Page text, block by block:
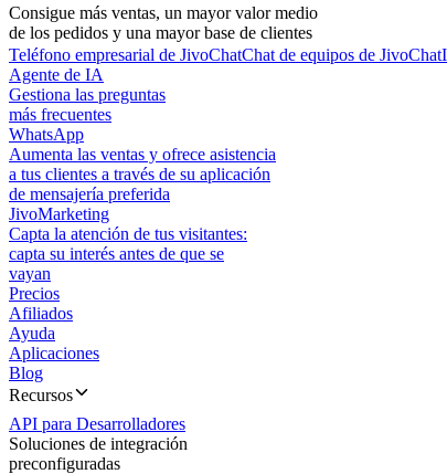
Consigue más ventas, un mayor valor medio
de los pedidos y una mayor base de clientes
Teléfono empresarial de JivoChatChat de equipos de JivoChat
Agente de IA
Gestiona las preguntas
más frecuentes
WhatsApp
Aumenta las ventas y ofrece asistencia
a tus clientes a través de su aplicación
de mensajería preferida
JivoMarketing
Capta la atención de tus visitantes:
capta su interés antes de que se
vayan
Precios
Afiliados
Ayuda
Aplicaciones
Blog
Recursos
API para Desarrolladores
Soluciones de integración
preconfiguradas